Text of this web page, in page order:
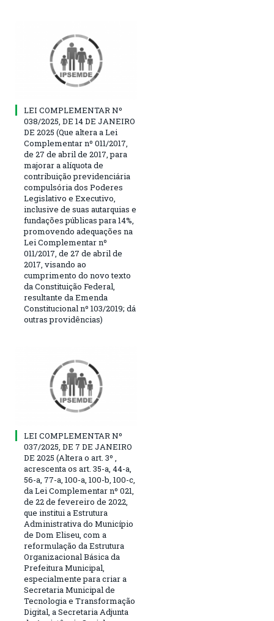
LEI COMPLEMENTAR Nº
038/2025, DE 14 DE JANEIRO
DE 2025 (Que altera a Lei
Complementar nº 011/2017,
de 27 de abril de 2017, para
majorar a alíquota de
contribuição previdenciária
compulsória dos Poderes
Legislativo e Executivo,
inclusive de suas autarquias e
fundações públicas para 14%,
promovendo adequações na
Lei Complementar nº
011/2017, de 27 de abril de
2017, visando ao
cumprimento do novo texto
da Constituição Federal,
resultante da Emenda
Constitucional nº 103/2019; dá
outras providências)
LEI COMPLEMENTAR Nº
037/2025, DE 7 DE JANEIRO
DE 2025 (Altera o art. 3º ,
acrescenta os art. 35-a, 44-a,
56-a, 77-a, 100-a, 100-b, 100-c,
da Lei Complementar nº 021,
de 22 de fevereiro de 2022,
que institui a Estrutura
Administrativa do Município
de Dom Eliseu, com a
reformulação da Estrutura
Organizacional Básica da
Prefeitura Municipal,
especialmente para criar a
Secretaria Municipal de
Tecnologia e Transformação
Digital, a Secretaria Adjunta